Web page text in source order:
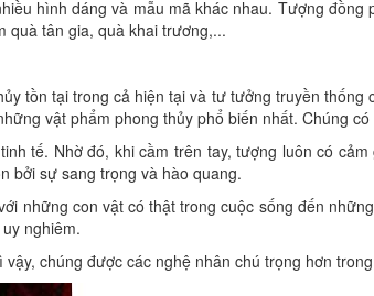
hình dáng và mẫu mã khác nhau. Tượng
quà tân gia, quà khai trương,...
tồn tại trong cả hiện tại và tư tưởng truyền
vật phẩm phong thủy phổ biến nhất. Chúng
tế. Nhờ đó, khi cầm trên tay, tượng luôn có
bởi sự sang trọng và hào quang.
những con vật có thật trong cuộc sống đến
nghiêm.
chúng được các nghệ nhân chú trọng hơn